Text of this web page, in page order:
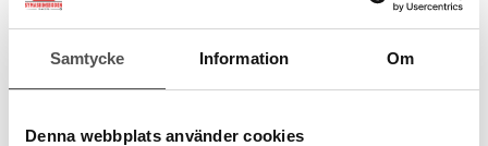
Samtycke Information Om
Denna webbplats använder cookies